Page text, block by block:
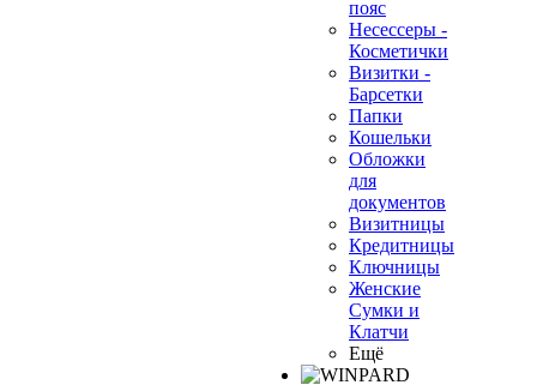
пояс
Несессеры -
Косметички
Визитки -
Барсетки
Папки
Кошельки
Обложки
для
документов
Визитницы
Кредитницы
Ключницы
Женские
Сумки и
Клатчи
Ещё